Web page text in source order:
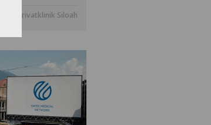
Privatklinik Siloah